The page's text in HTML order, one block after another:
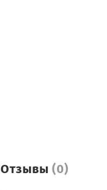
Отзывы(0)